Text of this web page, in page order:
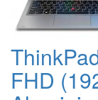
FHD